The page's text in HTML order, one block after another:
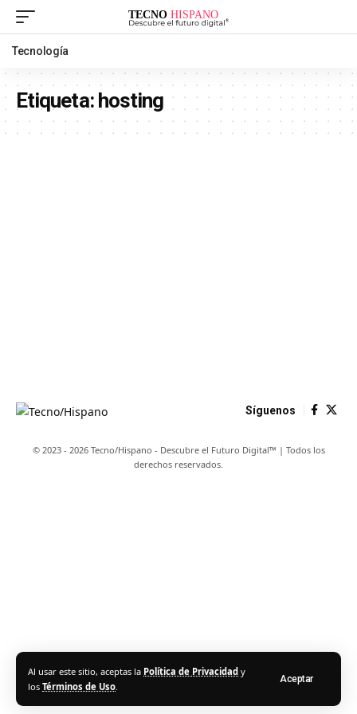
Al usar este sitio, aceptas la Política de Privacidad y
los Términos de Uso.
Aceptar
Tecnología
Etiqueta: hosting
Síguenos
© 2023 - 2026 Tecno/Hispano - Descubre el Futuro Digital™ | Todos los
derechos reservados.